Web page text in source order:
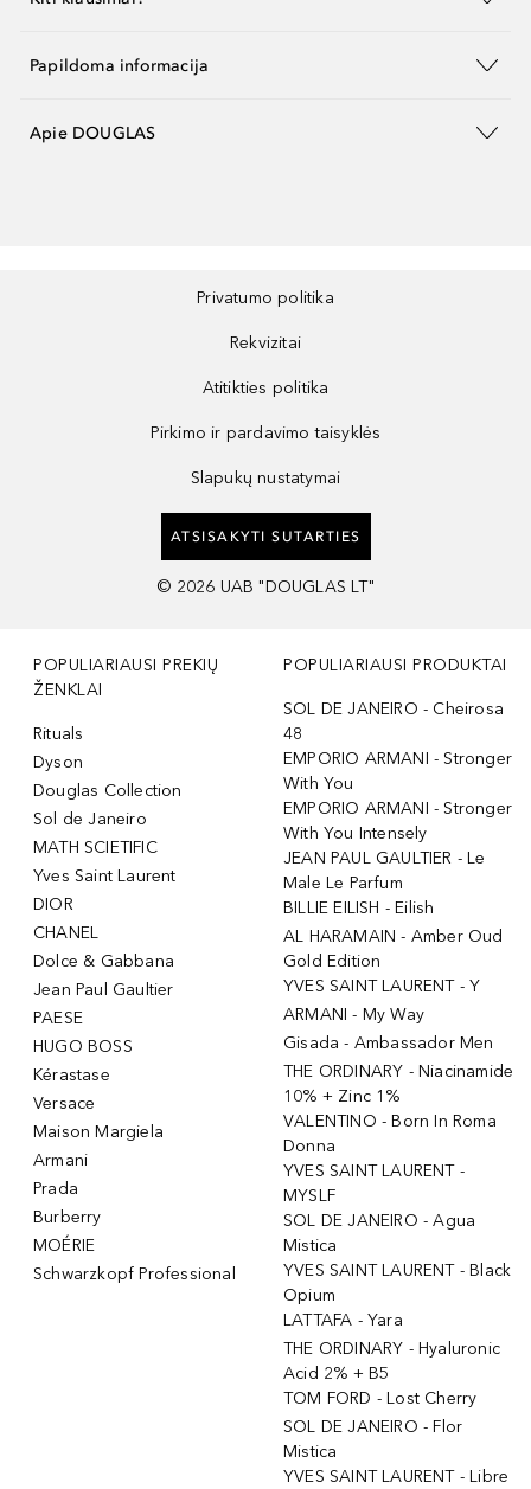
Papildoma informacija
Apie DOUGLAS
Privatumo politika
Rekvizitai
Atitikties politika
Pirkimo ir pardavimo taisyklės
Slapukų nustatymai
ATSISAKYTI SUTARTIES
© 2026 UAB "DOUGLAS LT"
POPULIARIAUSI PREKIŲ
ŽENKLAI
Rituals
Dyson
Douglas Collection
Sol de Janeiro
MATH SCIETIFIC
Yves Saint Laurent
DIOR
CHANEL
Dolce & Gabbana
Jean Paul Gaultier
PAESE
HUGO BOSS
Kérastase
Versace
Maison Margiela
Armani
Prada
Burberry
MOÉRIE
Schwarzkopf Professional
POPULIARIAUSI PRODUKTAI
SOL DE JANEIRO - Cheirosa
48
EMPORIO ARMANI - Stronger
With You
EMPORIO ARMANI - Stronger
With You Intensely
JEAN PAUL GAULTIER - Le
Male Le Parfum
BILLIE EILISH - Eilish
AL HARAMAIN - Amber Oud
Gold Edition
YVES SAINT LAURENT - Y
ARMANI - My Way
Gisada - Ambassador Men
THE ORDINARY - Niacinamide
10% + Zinc 1%
VALENTINO - Born In Roma
Donna
YVES SAINT LAURENT -
MYSLF
SOL DE JANEIRO - Agua
Mistica
YVES SAINT LAURENT - Black
Opium
LATTAFA - Yara
THE ORDINARY - Hyaluronic
Acid 2% + B5
TOM FORD - Lost Cherry
SOL DE JANEIRO - Flor
Mistica
YVES SAINT LAURENT - Libre